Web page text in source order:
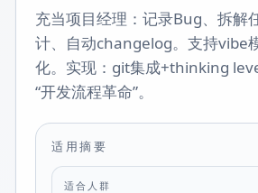
充当项目经理：记录Bug、拆解
计、自动changelog。支持vibe
化。实现：git集成+thinking
“开发流程革命”。
适用摘要
适合人群